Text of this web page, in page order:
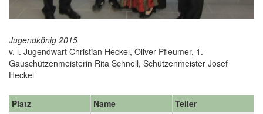
Jugendkönig 2015
v. l. Jugendwart Christian Heckel, Oliver Pfleumer, 1.
Gauschützenmeisterin Rita Schnell, Schützenmeister Josef
Heckel
Platz Name
Teiler